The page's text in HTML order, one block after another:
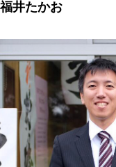
福井たかお
福津への想いと
重点政策と市役
プロフィール